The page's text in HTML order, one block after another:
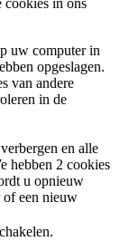
cookies in ons
uw computer in
opgeslagen.
van andere
in de
en alle
hebben 2 cookies
u opnieuw
of een nieuw